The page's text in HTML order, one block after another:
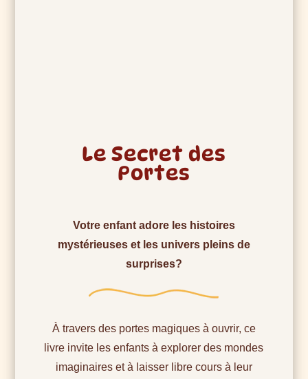
Le Secret des
Portes
Votre enfant adore les histoires
mystérieuses et les univers pleins de
surprises?
À travers des portes magiques à ouvrir, ce
livre invite les enfants à explorer des mondes
imaginaires et à laisser libre cours à leur